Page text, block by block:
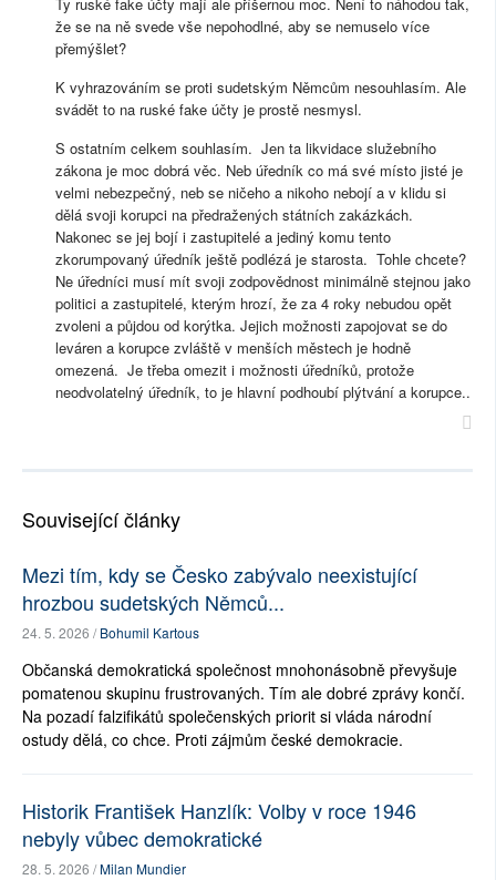
že se na ně svede vše nepohodlné, aby se nemuselo více
přemýšlet?
K vyhrazováním se proti sudetským Němcům nesouhlasím. Ale
svádět to na ruské fake účty je prostě nesmysl.
S ostatním celkem souhlasím. Jen ta likvidace služebního
zákona je moc dobrá věc. Neb úředník co má své místo jisté je
velmi nebezpečný, neb se ničeho a nikoho nebojí a v klidu si
dělá svoji korupci na předražených státních zakázkách.
Nakonec se jej bojí i zastupitelé a jediný komu tento
zkorumpovaný úředník ještě podlézá je starosta. Tohle chcete?
Ne úředníci musí mít svoji zodpovědnost minimálně stejnou jako
politici a zastupitelé, kterým hrozí, že za 4 roky nebudou opět
zvoleni a půjdou od korýtka. Jejich možnosti zapojovat se do
leváren a korupce zvláště v menších městech je hodně
omezená. Je třeba omezit i možnosti úředníků, protože
neodvolatelný úředník, to je hlavní podhoubí plýtvání a korupce..
Související články
Mezi tím, kdy se Česko zabývalo neexistující
hrozbou sudetských Němců...
24. 5. 2026 /Bohumil Kartous
Občanská demokratická společnost mnohonásobně převyšuje
pomatenou skupinu frustrovaných. Tím ale dobré zprávy končí.
Na pozadí falzifikátů společenských priorit si vláda národní
ostudy dělá, co chce. Proti zájmům české demokracie.
Historik František Hanzlík: Volby v roce 1946
nebyly vůbec demokratické
28. 5. 2026 /Milan Mundier